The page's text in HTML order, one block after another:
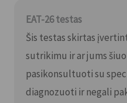
EAT-26 testas
Šis testas skirtas
sutrikimu ir ar jums
pasikonsultuoti su
diagnozuoti ir negali